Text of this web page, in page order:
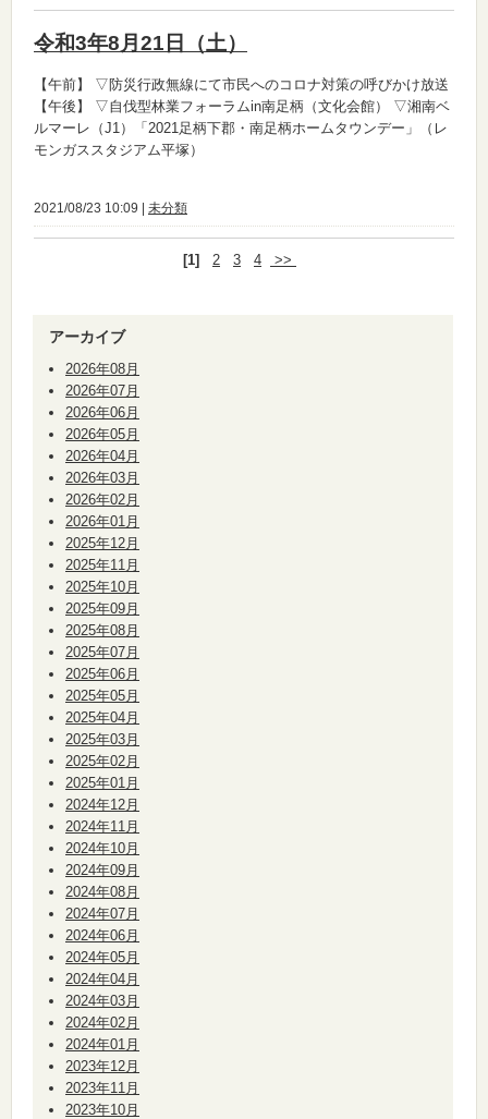
令和3年8月21日（土）
【午前】
▽防災行政無線にて市民へのコロナ対策の呼びかけ放送
【午後】
▽自伐型林業フォーラムin南足柄（文化会館） ▽湘南ベ
ルマーレ（J1）「2021足柄下郡・南足柄ホームタウンデー」（レ
モンガススタジアム平塚）
2021/08/23 10:09 | 未分類
[1] 2 3 4 >>
アーカイブ
2026年08月
2026年07月
2026年06月
2026年05月
2026年04月
2026年03月
2026年02月
2026年01月
2025年12月
2025年11月
2025年10月
2025年09月
2025年08月
2025年07月
2025年06月
2025年05月
2025年04月
2025年03月
2025年02月
2025年01月
2024年12月
2024年11月
2024年10月
2024年09月
2024年08月
2024年07月
2024年06月
2024年05月
2024年04月
2024年03月
2024年02月
2024年01月
2023年12月
2023年11月
2023年10月